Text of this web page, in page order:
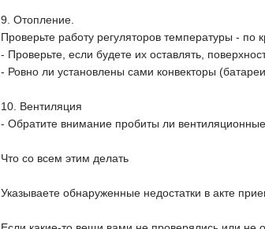
9. Отопление.
Проверьте работу регуляторов температуры -
- Проверьте, если будете их оставлять,
- Ровно ли установлены сами конвекторы
10. Вентиляция
- Обратите внимание пробиты ли
Что со всем этим делать
Указываете обнаруженные недостатки в акте